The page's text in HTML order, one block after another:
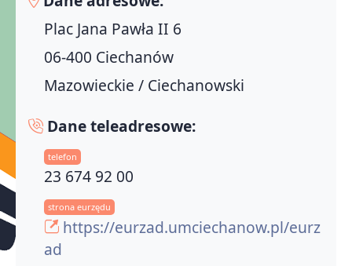
Plac Jana Pawła II 6
06-400 Ciechanów
Mazowieckie / Ciechanowski
Dane teleadresowe:
telefon
23 674 92 00
strona eurzędu
https://eurzad.umciechanow.pl/eurz
ad